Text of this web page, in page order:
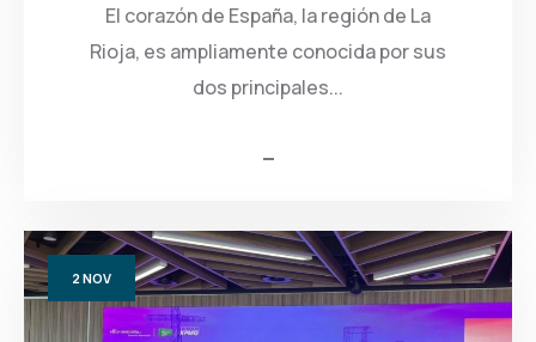
El corazón de España, la región de La
Rioja, es ampliamente conocida por sus
dos principales...
2 NOV